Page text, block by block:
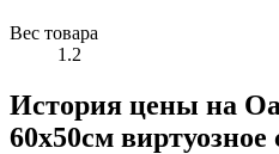
Вес товара
1.2
История цены на
60х50см виртуозное